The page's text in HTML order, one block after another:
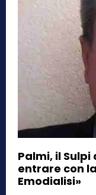
Palmi, il
entrare con
Emodialisi»